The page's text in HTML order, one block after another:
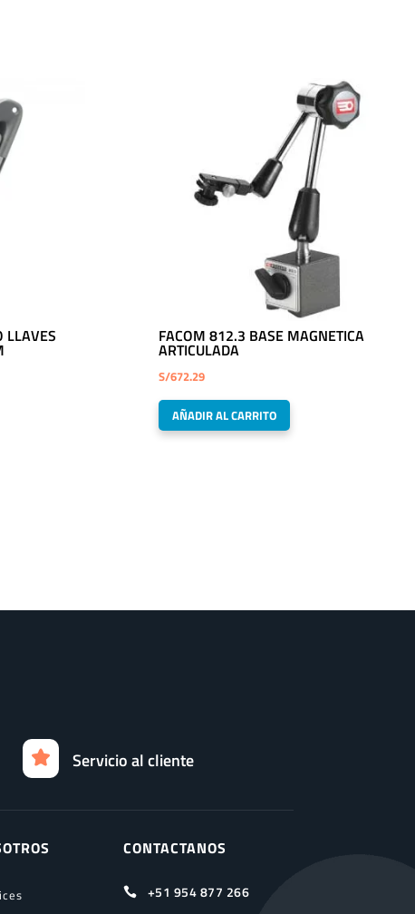
LLAVES FACOM 812.3 BASE MAGNETICA
ARTICULADA
S/672.29
AÑADIR AL CARRITO
Servicio al cliente
CONTACTANOS
 +51 954 877 266